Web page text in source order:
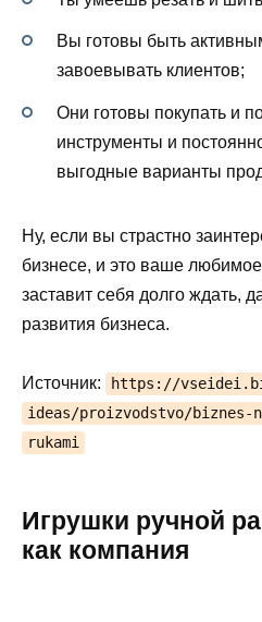
Вы готовы быть
завоевывать клиентов;
Они готовы покупать и
инструменты и
выгодные варианты
Ну, если вы страстно
бизнесе, и это ваше
заставит себя долго ждать,
развития бизнеса.
Источник:
https://
ideas/proizvodstvo/biznes-
rukami
Игрушки ручной
как компания